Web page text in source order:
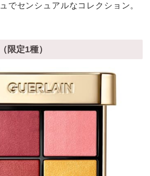
でセンシュアルなコレクション。
限定1種）